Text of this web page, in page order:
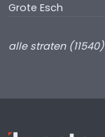
Grote Esch
alle straten (11540)